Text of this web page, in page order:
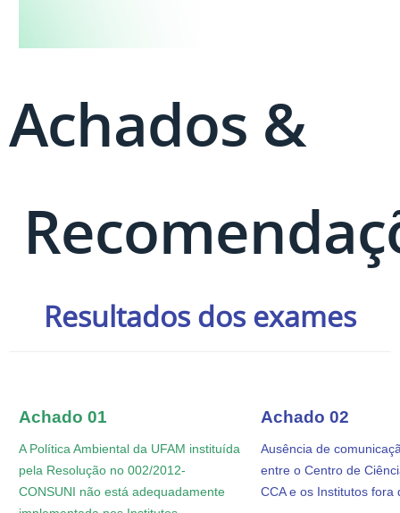
Achados &
Resultados dos exames
Achado 01
A Política Ambiental da UFAM instituída
pela Resolução no 002/2012-
CONSUNI não está adequadamente
Achado 02
Ausência de
entre o Centro de
CCA e os Institutos fora